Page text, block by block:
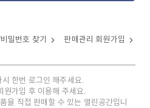
밀번호 찾기 판매관리 회원가입
한번 로그인 해주세요.
원가입 후 이용해 주세요.
을 직접 판매할 수 있는 열린공간입니